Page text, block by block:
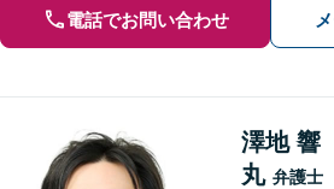
電話でお問い合わせ
澤地 響
丸 弁護士